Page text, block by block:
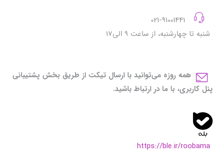
شنبه تا چهارشنبه، از ساعت 9 الی17
همه روزه می‌توانید با ارسال تیکت از طریق بخش پشتیبانی
پنل کاربری، با ما در ارتباط باشید.
https://ble.ir/roobama